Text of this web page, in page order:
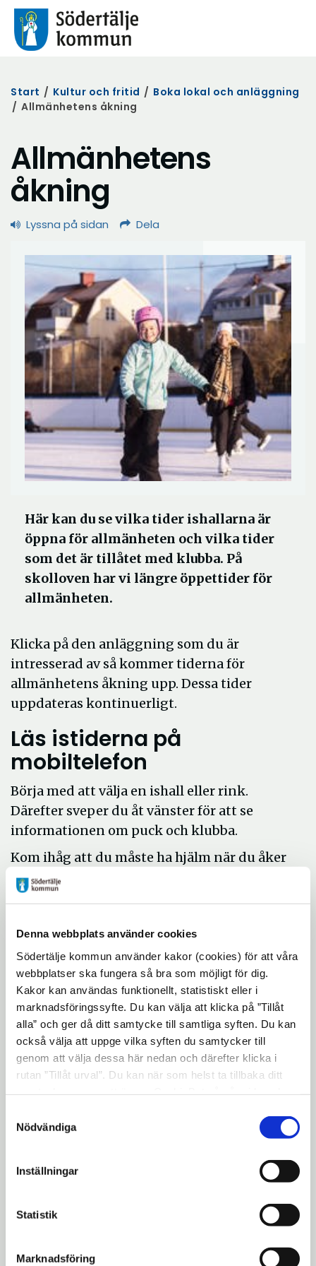
Denna webbplats använder cookies
Södertälje kommun använder kakor (cookies) för att våra
webbplatser ska fungera så bra som möjligt för dig.
Kakor kan användas funktionellt, statistiskt eller i
marknadsföringssyfte. Du kan välja att klicka på ”Tillåt
alla” och ger då ditt samtycke till samtliga syften. Du kan
också välja att uppge vilka syften du samtycker till
genom att välja dessa här nedan och därefter klicka i
rutan ”Tillåt urval”. Du kan när som helst ta tillbaka ditt
"Visa detaljer" kan du läsa om hur kakorna används och
hur vi och våra leverantörer inhämtar och behandlar
Nödvändiga
Inställningar
Statistik
Marknadsföring
Start / Kultur och fritid / Boka lokal och anläggning
/ Allmänhetens åkning
Allmänhetens
åkning
Lyssna på sidan Dela
Här kan du se vilka tider ishallarna är
öppna för allmänheten och vilka tider
som det är tillåtet med klubba. På
skolloven har vi längre öppettider för
allmänheten.
Klicka på den anläggning som du är
intresserad av så kommer tiderna för
allmänhetens åkning upp. Dessa tider
uppdateras kontinuerligt.
Läs istiderna på
mobiltelefon
Börja med att välja en ishall eller rink.
Därefter sveper du åt vänster för att se
informationen om puck och klubba.
Kom ihåg att du måste ha hjälm när du åker
på kommunens isanläggningar.
Allmänhetens åkning är stängd just nu.
Anläggningar och tider för
allmänhetens åkning
Järna ishall A
Järna ishall B expand_more
expand_more
Länkar
Tveta friluftsgård